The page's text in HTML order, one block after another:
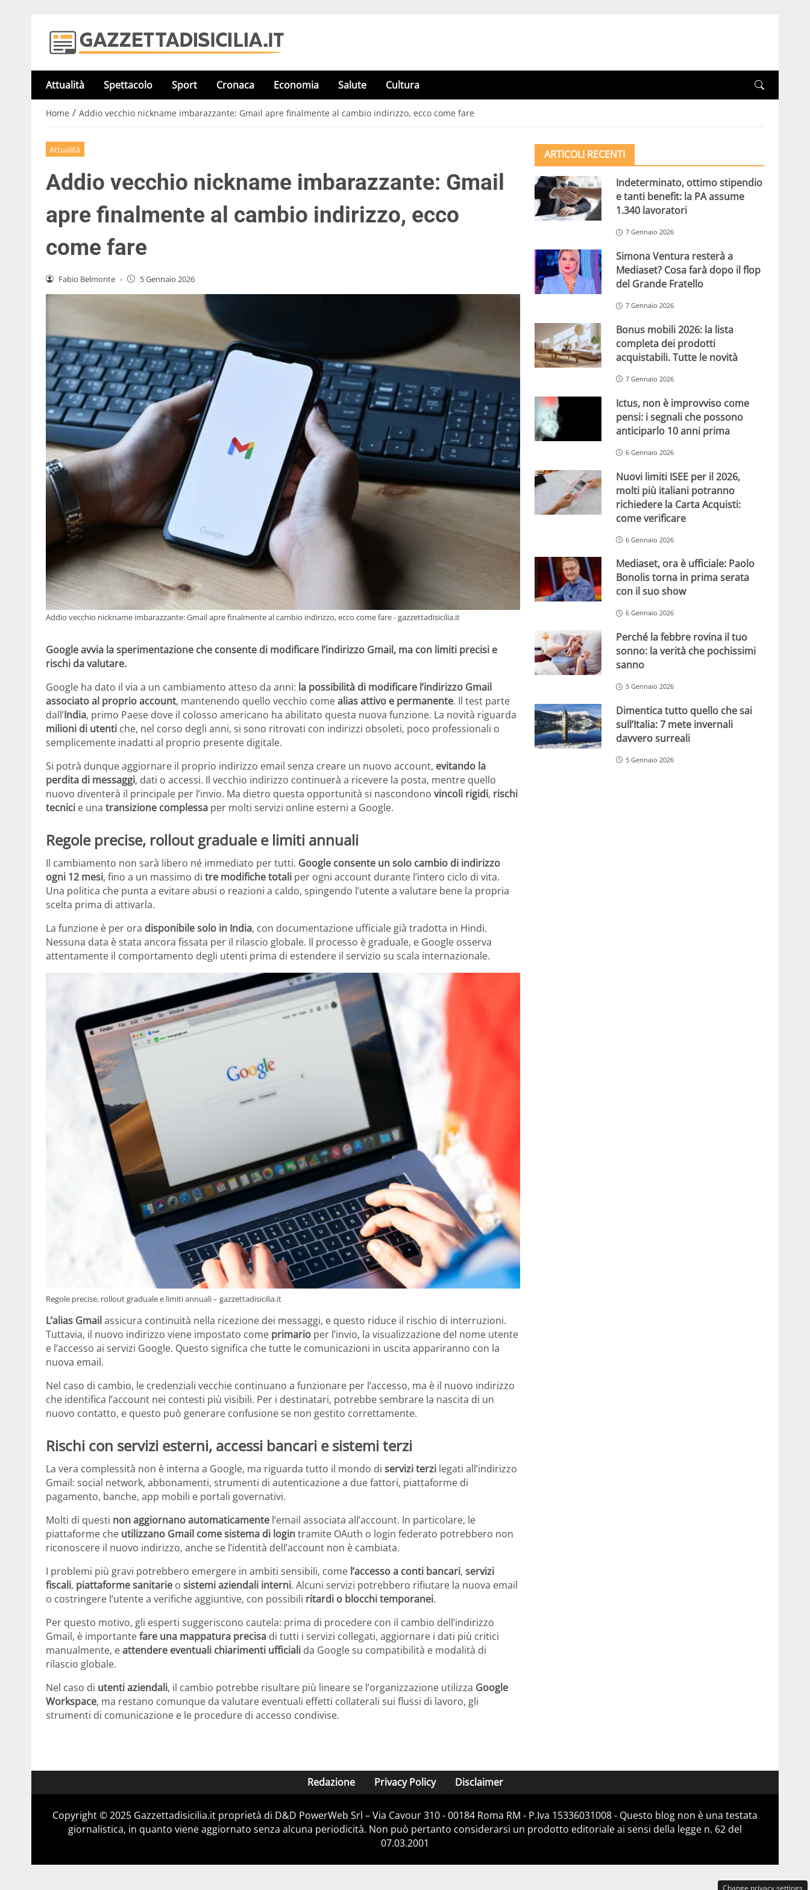
Attualità Spettacolo Sport Cronaca Economia Salute Cultura
Home / Addio vecchio nickname imbarazzante: Gmail apre finalmente al cambio indirizzo, ecco come fare
Attualità
Addio vecchio nickname imbarazzante: Gmail
apre finalmente al cambio indirizzo, ecco
come fare
Fabio Belmonte - 5 Gennaio 2026
Addio vecchio nickname imbarazzante: Gmail apre finalmente al cambio indirizzo, ecco come fare - gazzettadisicilia.it
Google avvia la sperimentazione che consente di modificare l’indirizzo Gmail, ma con limiti precisi e
rischi da valutare.
Google ha dato il via a un cambiamento atteso da anni: la possibilità di modificare l’indirizzo Gmail
associato al proprio account, mantenendo quello vecchio comealias attivo e permanente. Il test parte
dall’India, primo Paese dove il colosso americano ha abilitato questa nuova funzione. La novità riguarda
milioni di utenti che, nel corso degli anni, si sono ritrovati con indirizzi obsoleti, poco professionali o
semplicemente inadatti al proprio presente digitale.
Si potrà dunque aggiornare il proprio indirizzo email senza creare un nuovo account, evitando la
perdita di messaggi, dati o accessi. Il vecchio indirizzo continuerà a ricevere la posta, mentre quello
nuovo diventerà il principale per l’invio. Ma dietro questa opportunità si nascondono vincoli rigidi, rischi
tecnici e una transizione complessa per molti servizi online esterni a Google.
Regole precise, rollout graduale e limiti annuali
Il cambiamento non sarà libero né immediato per tutti. Google consente un solo cambio di indirizzo
ogni 12 mesi, fino a un massimo di tre modifiche totali per ogni account durante l’intero ciclo di vita.
Una politica che punta a evitare abusi o reazioni a caldo, spingendo l’utente a valutare bene la propria
scelta prima di attivarla.
La funzione è per ora disponibile solo in India, con documentazione ufficiale già tradotta in Hindi.
Nessuna data è stata ancora fissata per il rilascio globale. Il processo è graduale, e Google osserva
attentamente il comportamento degli utenti prima di estendere il servizio su scala internazionale.
Regole precise, rollout graduale e limiti annuali – gazzettadisicilia.it
L’alias Gmail assicura continuità nella ricezione dei messaggi, e questo riduce il rischio di interruzioni.
Tuttavia, il nuovo indirizzo viene impostato come primario per l’invio, la visualizzazione del nome utente
e l’accesso ai servizi Google. Questo significa che tutte le comunicazioni in uscita appariranno con la
nuova email.
Nel caso di cambio, le credenziali vecchie continuano a funzionare per l’accesso, ma è il nuovo indirizzo
che identifica l’account nei contesti più visibili. Per i destinatari, potrebbe sembrare la nascita di un
nuovo contatto, e questo può generare confusione se non gestito correttamente.
Rischi con servizi esterni, accessi bancari e sistemi terzi
La vera complessità non è interna a Google, ma riguarda tutto il mondo di servizi terzi legati all’indirizzo
Gmail: social network, abbonamenti, strumenti di autenticazione a due fattori, piattaforme di
pagamento, banche, app mobili e portali governativi.
Molti di questi non aggiornano automaticamente l’email associata all’account. In particolare, le
piattaforme che utilizzano Gmail come sistema di logintramite OAuth o login federato potrebbero non
riconoscere il nuovo indirizzo, anche se l’identità dell’account non è cambiata.
I problemi più gravi potrebbero emergere in ambiti sensibili, come l’accesso a conti bancari, servizi
fiscali, piattaforme sanitarie o sistemi aziendali interni. Alcuni servizi potrebbero rifiutare la nuova email
o costringere l’utente a verifiche aggiuntive, con possibili ritardi o blocchi temporanei.
Per questo motivo, gli esperti suggeriscono cautela: prima di procedere con il cambio dell’indirizzo
Gmail, è importantefare una mappatura precisa di tutti i servizi collegati, aggiornare i dati più critici
manualmente, eattendere eventuali chiarimenti ufficiali da Google su compatibilità e modalità di
rilascio globale.
Nel caso di utenti aziendali, il cambio potrebbe risultare più lineare se l’organizzazione utilizza Google
Workspace, ma restano comunque da valutare eventuali effetti collaterali sui flussi di lavoro, gli
strumenti di comunicazione e le procedure di accesso condivise.
ARTICOLI RECENTI
Indeterminato, ottimo stipendio
e tanti benefit: la PA assume
1.340 lavoratori
7 Gennaio 2026
Simona Ventura resterà a
Mediaset? Cosa farà dopo il flop
del Grande Fratello
7 Gennaio 2026
Bonus mobili 2026: la lista
completa dei prodotti
acquistabili. Tutte le novità
7 Gennaio 2026
Ictus, non è improvviso come
pensi: i segnali che possono
anticiparlo 10 anni prima
6 Gennaio 2026
Nuovi limiti ISEE per il 2026,
molti più italiani potranno
richiedere la Carta Acquisti:
come verificare
6 Gennaio 2026
Mediaset, ora è ufficiale: Paolo
Bonolis torna in prima serata
con il suo show
6 Gennaio 2026
Perché la febbre rovina il tuo
sonno: la verità che pochissimi
sanno
5 Gennaio 2026
Dimentica tutto quello che sai
sull’Italia: 7 mete invernali
davvero surreali
5 Gennaio 2026
Redazione Privacy Policy Disclaimer
Copyright © 2025 Gazzettadisicilia.it proprietà di D&D PowerWeb Srl – Via Cavour 310 - 00184 Roma RM - P.Iva 15336031008 - Questo blog non è una testata
giornalistica, in quanto viene aggiornato senza alcuna periodicità. Non può pertanto considerarsi un prodotto editoriale ai sensi della legge n. 62 del
07.03.2001
Change privacy settings